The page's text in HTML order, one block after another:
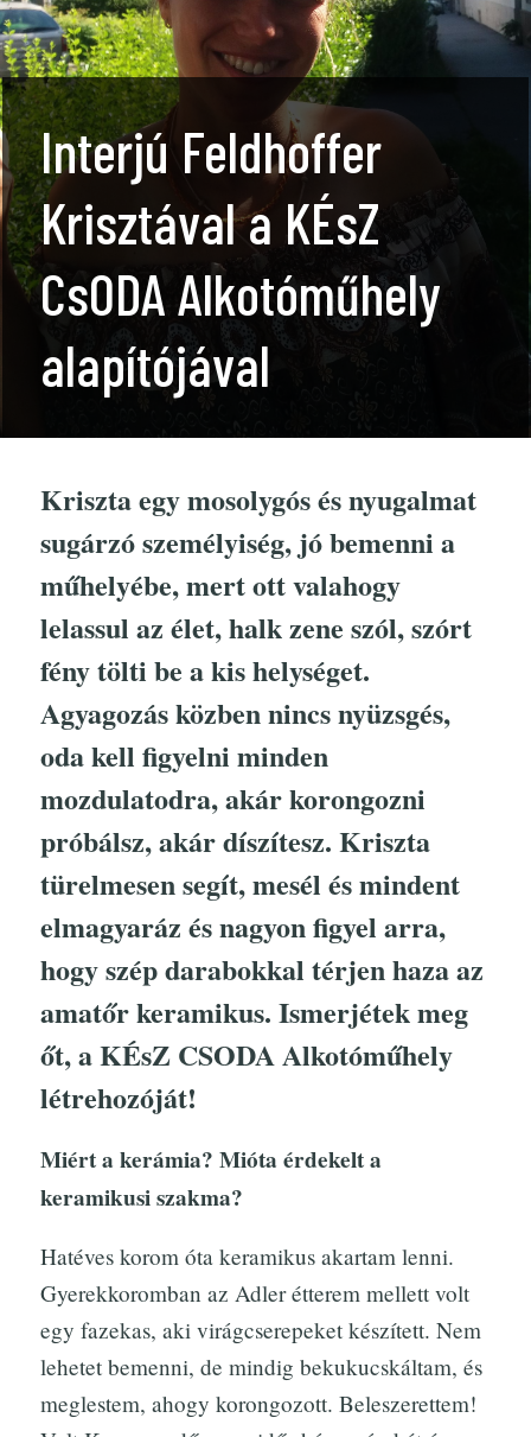
Interjú Feldhoffer
Krisztával a KÉsZ
CsODA Alkotóműhely
alapítójával
Kriszta egy mosolygós és nyugalmat
sugárzó személyiség, jó bemenni a
műhelyébe, mert ott valahogy
lelassul az élet, halk zene szól, szórt
fény tölti be a kis helységet.
Agyagozás közben nincs nyüzsgés,
oda kell figyelni minden
mozdulatodra, akár korongozni
próbálsz, akár díszítesz. Kriszta
türelmesen segít, mesél és mindent
elmagyaráz és nagyon figyel arra,
hogy szép darabokkal térjen haza az
amatőr keramikus. Ismerjétek meg
őt, a KÉsZ CSODA Alkotóműhely
létrehozóját!
Miért a kerámia? Mióta érdekelt a
keramikusi szakma?
Hatéves korom óta keramikus akartam lenni.
Gyerekkoromban az Adler étterem mellett volt
egy fazekas, aki virágcserepeket készített. Nem
lehetet bemenni, de mindig bekukucskáltam, és
meglestem, ahogy korongozott. Beleszerettem!